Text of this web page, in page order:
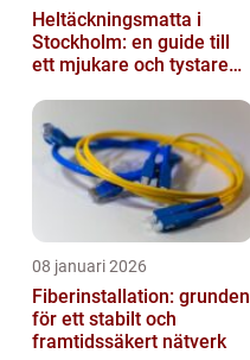
Heltäckningsmatta i
Stockholm: en guide till
ett mjukare och tystare
08 januari 2026
Fiberinstallation: grunden
för ett stabilt och
framtidssäkert nätverk